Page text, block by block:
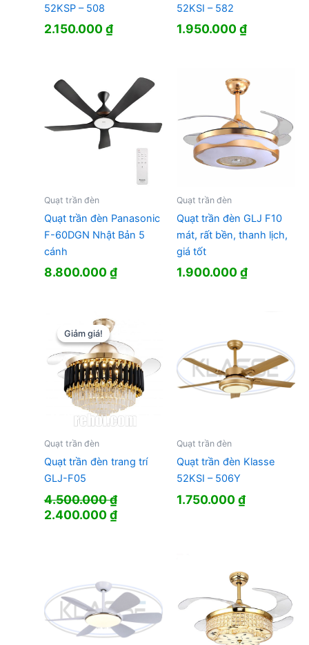
52KSP – 508
2.150.000₫
52KSI – 582
1.950.000₫
Quạt trần đèn
Quạt trần đèn Panasonic
F-60DGN Nhật Bản 5
cánh
8.800.000₫
Quạt trần đèn
Quạt trần đèn GLJ F10
mát, rất bền, thanh lịch,
giá tốt
1.900.000₫
Giảm giá!
Giảm giá!
Quạt trần đèn
Quạt trần đèn trang trí
GLJ-F05
4.500.000₫
Giá
2.400.000₫Giá
Quạt trần đèn
Quạt trần đèn Klasse
52KSI – 506Y
1.750.000₫